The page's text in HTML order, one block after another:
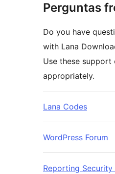
Perguntas
Do you have
with Lana
Use these support
appropriately.
Lana Codes
WordPress Forum
Reporting Security